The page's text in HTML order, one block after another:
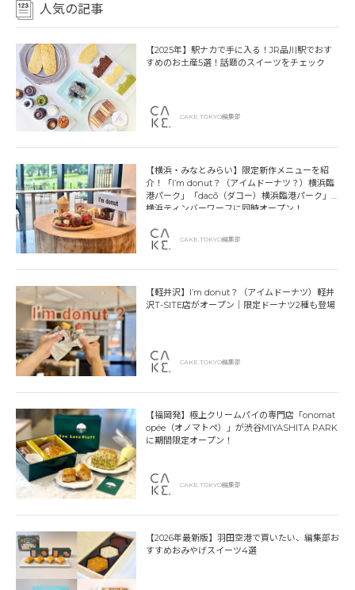
人気の記事
【2025年】駅ナカで手に入る！JR品川駅でおす
すめのお土産5選！話題のスイーツをチェック
CAKE.TOKYO編集部
【横浜・みなとみらい】限定新作メニューを紹
介！「I’m donut？（アイムドーナツ？）横浜臨
港パーク」「dacō（ダコー）横浜臨港パーク」
横浜ティンバーワーフに同時オープン！
CAKE.TOKYO編集部
【軽井沢】I’m donut？（アイムドーナツ）軽井
沢T-SITE店がオープン｜限定ドーナツ2種も登場
CAKE.TOKYO編集部
【福岡発】極上クリームパイの専門店「onomat
opée（オノマトペ）」が渋谷MIYASHITA PARK
に期間限定オープン！
CAKE.TOKYO編集部
【2026年最新版】羽田空港で買いたい、編集部お
すすめおみやげスイーツ4選